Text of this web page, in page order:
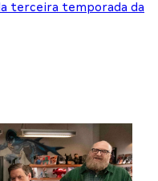
terceira temporada da